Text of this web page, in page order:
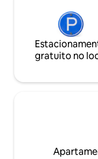
gratuito no